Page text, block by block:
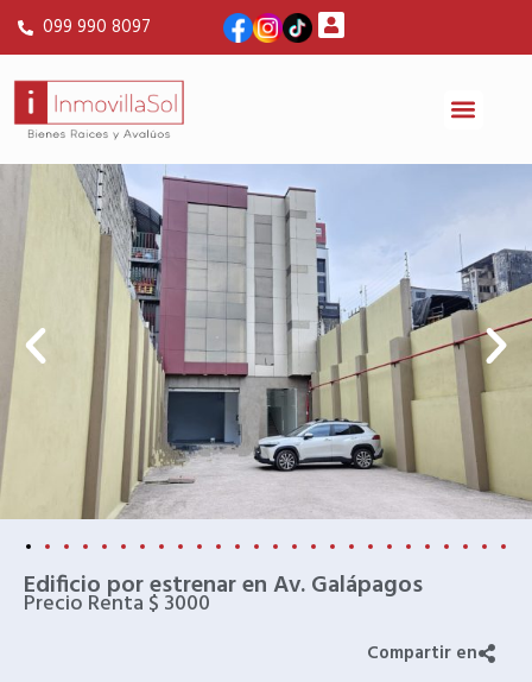
099 990 8097
Edificio por estrenar en Av. Galápagos
Precio Renta $ 3000
Compartir en